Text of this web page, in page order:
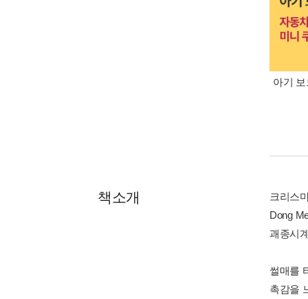
아기
책소개
크리스
Dong
괘종시
썰매를
촉감을